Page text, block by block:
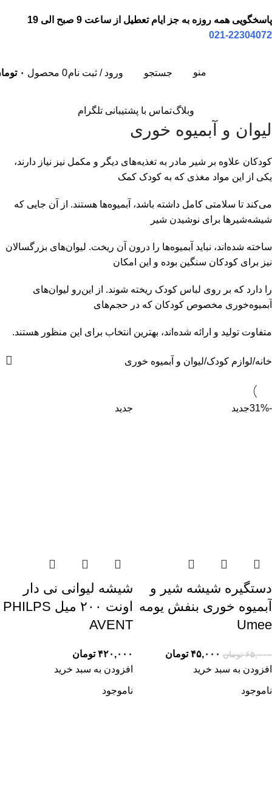
پاسخگویی همه روزه به جز ایام تعطیل از ساعت 9 صبح الی 19
22304072-021
منو جستجو ورود / ثبت نام0 محصول ۰
وبلاگتماس با پشتیبانی تلگرام
لیوان و آبمیوه خوری
کودکان علاوه بر شیر مادر به تغذیه‌های دیگر و مکمل نیز نیاز دارند،
یکی از این مواد مغذی که به کودک کمک
می‌کند تا سلامتی کامل داشته باشد، آبمیوه‌ها هستند. از آن جایی که
شیشه‌شیرها برای نوشیدن شیر
ساخته شده‌اند، نباید آبمیوه‌ها را درون آن ریخت. لیوان‌های بزرگسالان
نیز برای کودکان سنگین بوده و این امکان
را دارد که بر روی لباس کودک ریخته شوند. از این‌رو لیوان‌های
آبمیوه‌خوری مخصوص کودکان که در حجم‌های
متفاوت تولید و ارائه شده‌اند، بهترین انتخاب برای این منظور هستند.
خانه لوازم کودک لیوان و آبمیوه خوری
-31% جدید
دستگیره شیشه شیر و
آبمیوه خوری بنفش یومه
Umee
۶۵,۰۰۰ تومان ۴۵,۰۰۰ تومان
افزودن به سبد خرید
جدید
شیشه لیوانی نی دار
اونت ۲۰۰ میل PHILPS
AVENT
۴۲۰,۰۰۰ تومان
افزودن به سبد خرید
ناموجود ناموجود